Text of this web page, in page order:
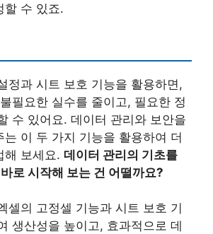
할 수 있죠.
정과 시트 보호 기능을 활용하면,
필요한 실수를 줄이고, 필요한 정
수 있어요. 데이터 관리와 보안을
는 이 두 가지 기능을 활용하여 더
해 보세요. 데이터 관리의 기초를
로 시작해 보는 건 어떨까요?
셀의 고정셀 기능과 시트 보호 기
생산성을 높이고, 효과적으로 데